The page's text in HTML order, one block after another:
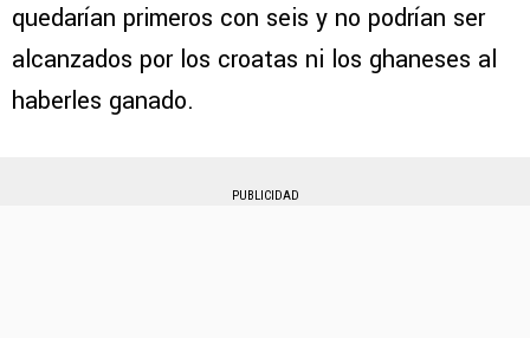
quedarían primeros con seis y no podrían ser
alcanzados por los croatas ni los ghaneses al
haberles ganado.
PUBLICIDAD